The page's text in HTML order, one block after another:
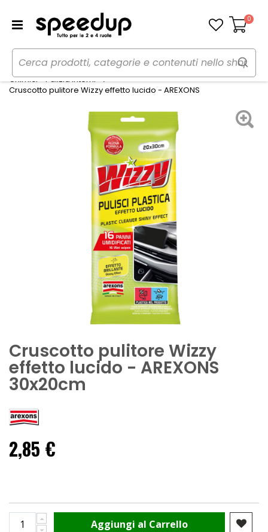
Carrello
0
Home Auto
Cura dell'auto
Chimici - Pulizia Interni
Cruscotto pulitore Wizzy effetto lucido - AREXONS
Cruscotto pulitore Wizzy
effetto lucido - AREXONS
30x20cm
2,85 €
Aggiungi al Carrello